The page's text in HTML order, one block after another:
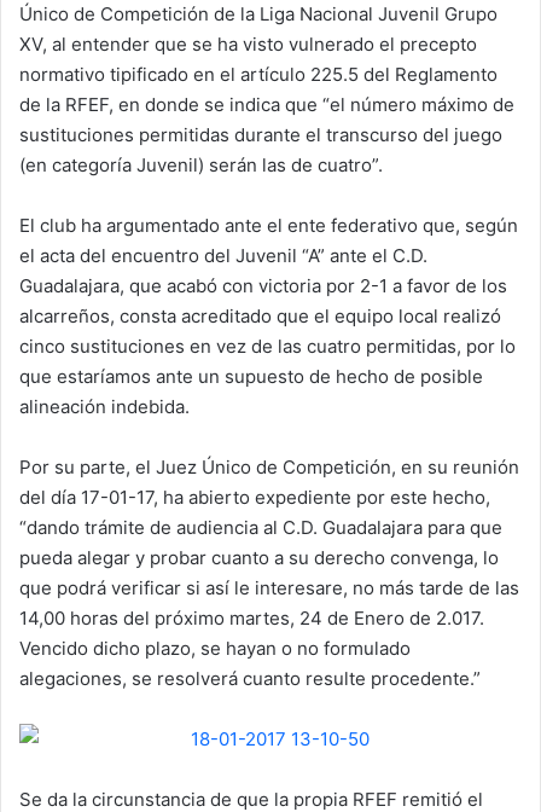
Único de Competición de la Liga Nacional Juvenil Grupo
XV, al entender que se ha visto vulnerado el precepto
normativo tipificado en el artículo 225.5 del Reglamento
de la RFEF, en donde se indica que “el número máximo de
sustituciones permitidas durante el transcurso del juego
(en categoría Juvenil) serán las de cuatro”.
El club ha argumentado ante el ente federativo que, según
el acta del encuentro del Juvenil “A” ante el C.D.
Guadalajara, que acabó con victoria por 2-1 a favor de los
alcarreños, consta acreditado que el equipo local realizó
cinco sustituciones en vez de las cuatro permitidas, por lo
que estaríamos ante un supuesto de hecho de posible
alineación indebida.
Por su parte, el Juez Único de Competición, en su reunión
del día 17-01-17, ha abierto expediente por este hecho,
“dando trámite de audiencia al C.D. Guadalajara para que
pueda alegar y probar cuanto a su derecho convenga, lo
que podrá verificar si así le interesare, no más tarde de las
14,00 horas del próximo martes, 24 de Enero de 2.017.
Vencido dicho plazo, se hayan o no formulado
alegaciones, se resolverá cuanto resulte procedente.”
Se da la circunstancia de que la propia RFEF remitió el